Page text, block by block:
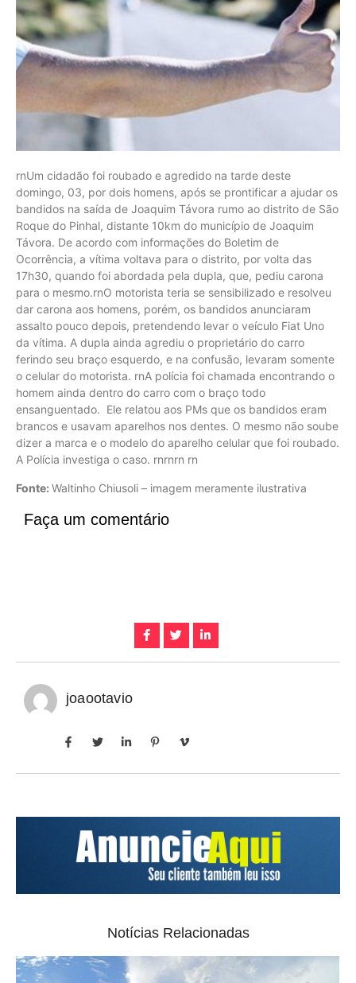
rnUm cidadão foi roubado e agredido na tarde deste
domingo, 03, por dois homens, após se prontificar a ajudar os
bandidos na saída de Joaquim Távora rumo ao distrito de São
Roque do Pinhal, distante 10km do município de Joaquim
Távora. De acordo com informações do Boletim de
Ocorrência, a vítima voltava para o distrito, por volta das
17h30, quando foi abordada pela dupla, que, pediu carona
para o mesmo.rnO motorista teria se sensibilizado e resolveu
dar carona aos homens, porém, os bandidos anunciaram
assalto pouco depois, pretendendo levar o veículo Fiat Uno
da vítima. A dupla ainda agrediu o proprietário do carro
ferindo seu braço esquerdo, e na confusão, levaram somente
o celular do motorista. rnA polícia foi chamada encontrando o
homem ainda dentro do carro com o braço todo
ensanguentado. Ele relatou aos PMs que os bandidos eram
brancos e usavam aparelhos nos dentes. O mesmo não soube
dizer a marca e o modelo do aparelho celular que foi roubado.
A Polícia investiga o caso. rnrnrn rn
Fonte: Waltinho Chiusoli – imagem meramente ilustrativa
Faça um comentário
joaootavio
Notícias Relacionadas